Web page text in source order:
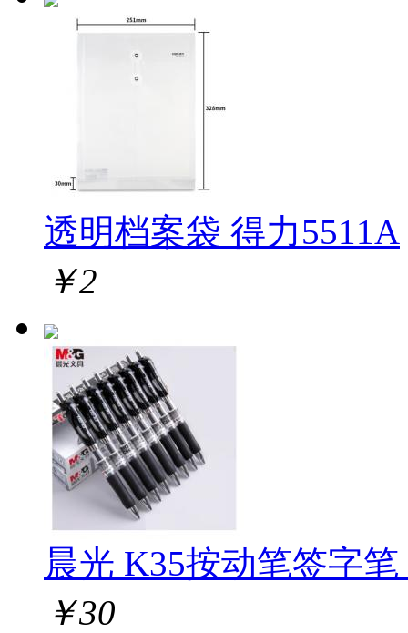
透明档案袋 得力5511A
￥2
晨光 K35按动笔签字
￥30